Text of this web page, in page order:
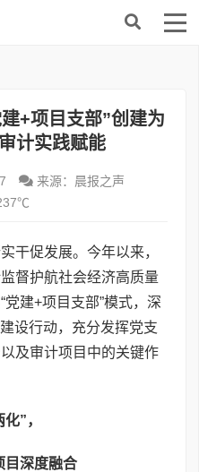
+项目支部”创建为
计实践赋能
来源：晨报之声
干促发展。今年以来，
督护航社会经济高质量
建+项目支部”模式，深
设行动，充分发挥党支
及审计项目中的关键作
”，
目深度融合